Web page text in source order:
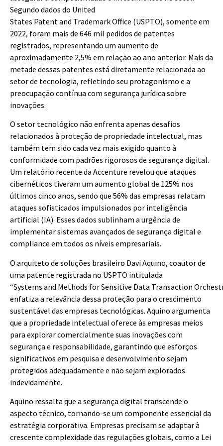
Segundo dados do United
States Patent and Trademark Office (USPTO), somente em
2022, foram mais de 646 mil pedidos de patentes
registrados, representando um aumento de
aproximadamente 2,5% em relação ao ano anterior. Mais da
metade dessas patentes está diretamente relacionada ao
setor de tecnologia, refletindo seu protagonismo e a
preocupação contínua com segurança jurídica sobre
inovações.
O setor tecnológico não enfrenta apenas desafios
relacionados à proteção de propriedade intelectual, mas
também tem sido cada vez mais exigido quanto à
conformidade com padrões rigorosos de segurança digital.
Um relatório recente da Accenture revelou que ataques
cibernéticos tiveram um aumento global de 125% nos
últimos cinco anos, sendo que 56% das empresas relatam
ataques sofisticados impulsionados por inteligência
artificial (IA). Esses dados sublinham a urgência de
implementar sistemas avançados de segurança digital e
compliance em todos os níveis empresariais.
O arquiteto de soluções brasileiro Davi Aquino, coautor de
uma patente registrada no USPTO intitulada
“Systems and Methods for Sensitive Data Transaction
enfatiza a relevância dessa proteção para o crescimento
sustentável das empresas tecnológicas. Aquino argumenta
que a propriedade intelectual oferece às empresas meios
para explorar comercialmente suas inovações com
segurança e responsabilidade, garantindo que esforços
significativos em pesquisa e desenvolvimento sejam
protegidos adequadamente e não sejam explorados
indevidamente.
Aquino ressalta que a segurança digital transcende o
aspecto técnico, tornando-se um componente essencial da
estratégia corporativa. Empresas precisam se adaptar à
crescente complexidade das regulações globais, como a Lei